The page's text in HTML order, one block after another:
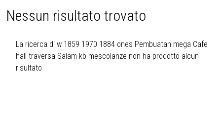
Nessun risultato trovato
La ricerca di w 1859 1970 1884 ones Pembuatan mega Cafe
hall traversa Salam kb mescolanze non ha prodotto alcun
risultato